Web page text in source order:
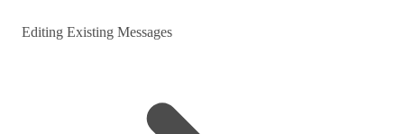
Editing Existing Messages